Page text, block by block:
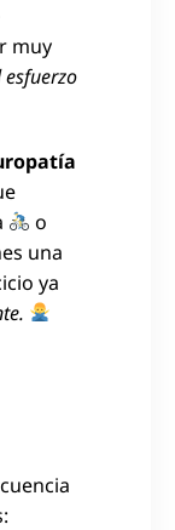
muy
o
una
ya